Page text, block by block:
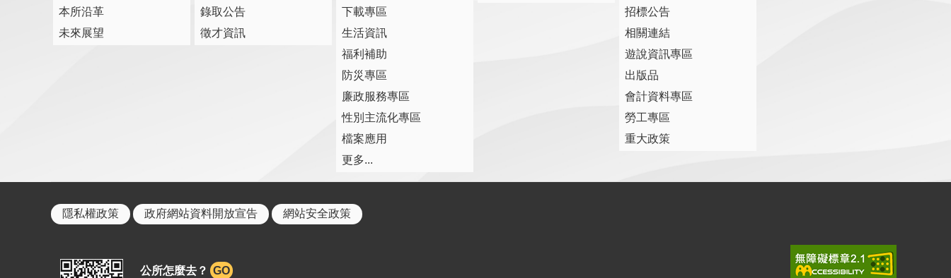
本所沿革
未來展望
錄取公告
徵才資訊
下載專區
生活資訊
福利補助
防災專區
廉政服務專區
性別主流化專區
檔案應用
更多...
招標公告
相關連結
遊說資訊專區
出版品
會計資料專區
勞工專區
重大政策
隱私權政策 政府網站資料開放宣告 網站安全政策
公所怎麼去？ GO